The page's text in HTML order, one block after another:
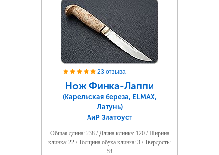
23 отзыва
Нож Финка-Лаппи
(Карельская береза, ELMAX,
Латунь)
АиР Златоуст
Общая длина: 238 / Длина клинка: 120 / Ширина
клинка: 22 / Толщина обуха клинка: 3 / Твердость:
58